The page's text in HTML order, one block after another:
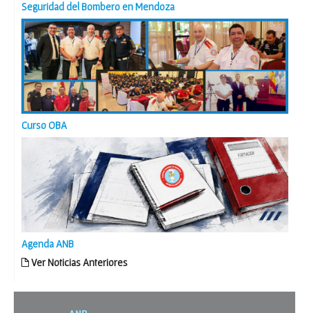
Seguridad del Bombero en Mendoza
Curso OBA
Agenda ANB
Ver Noticias Anteriores